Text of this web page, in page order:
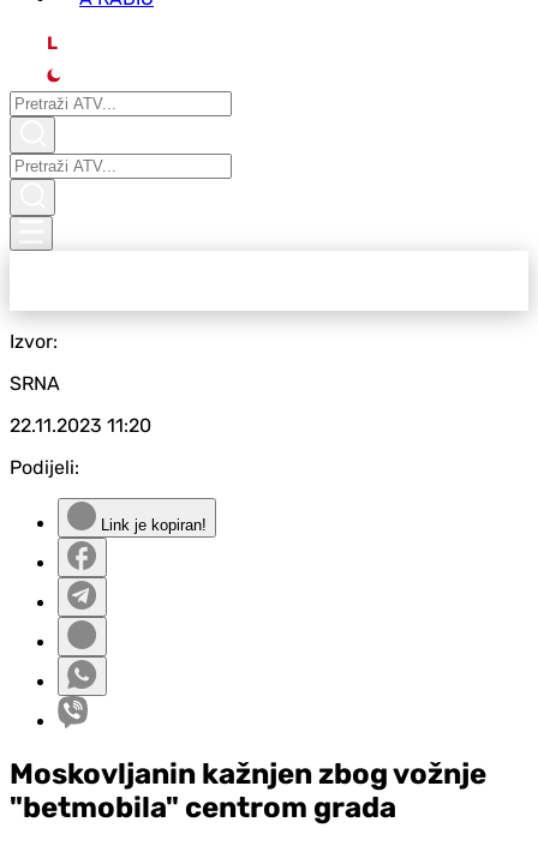
L
Izvor:
SRNA
22.11.2023 11:20
Podijeli:
Link je kopiran!
Moskovljanin kažnjen zbog vožnje
"betmobila" centrom grada